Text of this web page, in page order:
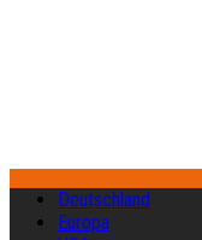
Deutschland
Europa